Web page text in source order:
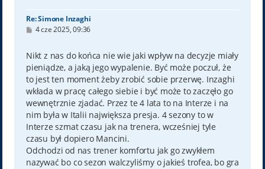
Re: Simone Inzaghi
P
t
4 cze 2025, 09:36
Nikt z nas do końca nie wie jaki wpływ na decyzje miały
pieniądze, a jaką jego wypalenie. Być może poczuł, że
to jest ten moment żeby zrobić sobie przerwę. Inzaghi
wkłada w pracę całego siebie i być może to zaczęło go
wewnętrznie zjadać. Przez te 4 lata to na Interze i na
nim była w Italii największa presja. 4 sezony to w
Interze szmat czasu jak na trenera, wcześniej tyle
czasu był dopiero Mancini.
Odchodzi od nas trener komfortu jak go zwykłem
nazywać bo co sezon walczyliśmy o jakieś trofea, bo gra